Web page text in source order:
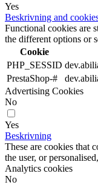
Yes
Beskrivning and
Functional cookies are
the different options or
Cookie
PHP_SESSID
PrestaShop-#
Advertising Cookies
No
Yes
Beskrivning
These are cookies that
the user, or
Analytics cookies
No